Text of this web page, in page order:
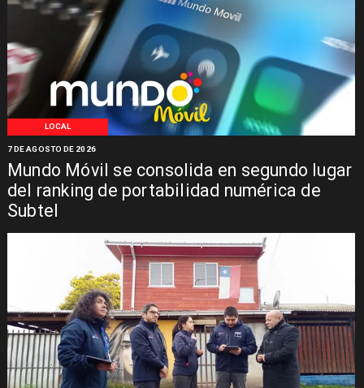
LOCAL
Mundo Móvil se consolida en segundo lugar
del ranking de portabilidad numérica de
Subtel
7 DE AGOSTO DE 2026